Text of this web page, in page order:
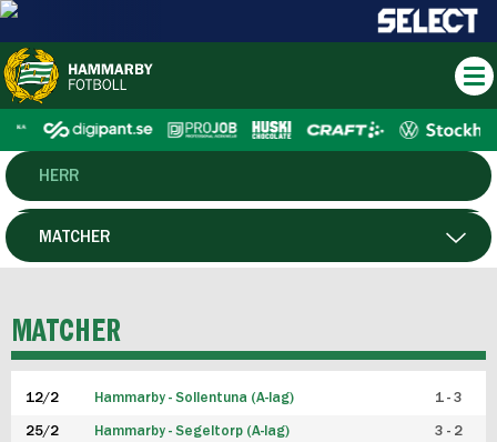
HERR
DAM
P19
F19
MATCHER
MATCHER
12/2 Hammarby - Sollentuna (A-lag) 1 - 3
25/2 Hammarby - Segeltorp (A-lag) 3 - 2